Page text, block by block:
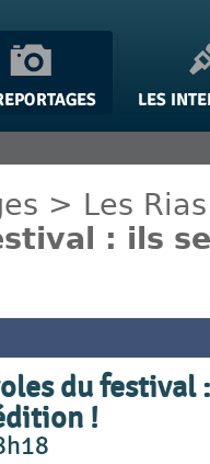
> Les Rias
: ils
du festival
!